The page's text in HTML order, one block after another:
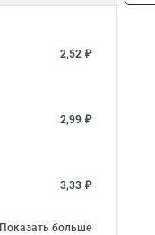
2,52 ₽
2,99 ₽
3,33 ₽
Показать больше